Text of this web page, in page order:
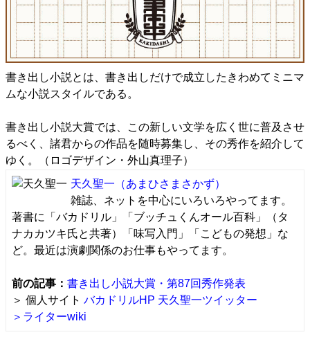
書き出し小説とは、書き出しだけで成立したきわめてミニマ
ムな小説スタイルである。
書き出し小説大賞では、この新しい文学を広く世に普及させ
るべく、諸君からの作品を随時募集し、その秀作を紹介して
ゆく。（ロゴデザイン・外山真理子）
天久聖一 （あまひさまさかず）
雑誌、ネットを中心にいろいろやってます。
著書に「バカドリル」「ブッチュくんオール百科」（タ
ナカカツキ氏と共著）「味写入門」「こどもの発想」な
ど。最近は演劇関係のお仕事もやってます。
前の記事： 書き出し小説大賞・第87回秀作発表
＞ 個人サイト バカドリルHP 天久聖一ツイッター
＞ライターwiki